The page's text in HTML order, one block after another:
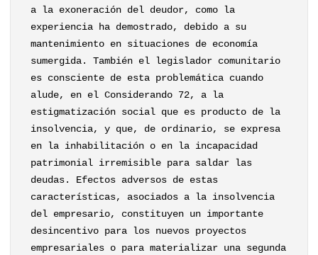
a la exoneración del deudor, como la
experiencia ha demostrado, debido a su
mantenimiento en situaciones de economía
sumergida. También el legislador comunitario
es consciente de esta problemática cuando
alude, en el Considerando 72, a la
estigmatización social que es producto de la
insolvencia, y que, de ordinario, se expresa
en la inhabilitación o en la incapacidad
patrimonial irremisible para saldar las
deudas. Efectos adversos de estas
características, asociados a la insolvencia
del empresario, constituyen un importante
desincentivo para los nuevos proyectos
empresariales o para materializar una segunda